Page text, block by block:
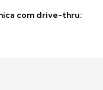
com drive-thru: